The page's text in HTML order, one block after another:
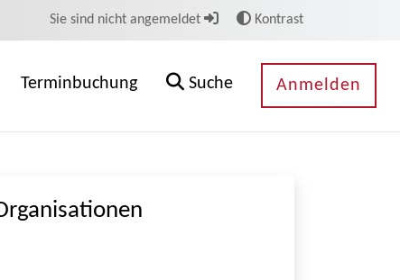
Sie sind nicht angemeldet Kontrast
Terminbuchung Suche Anmelden